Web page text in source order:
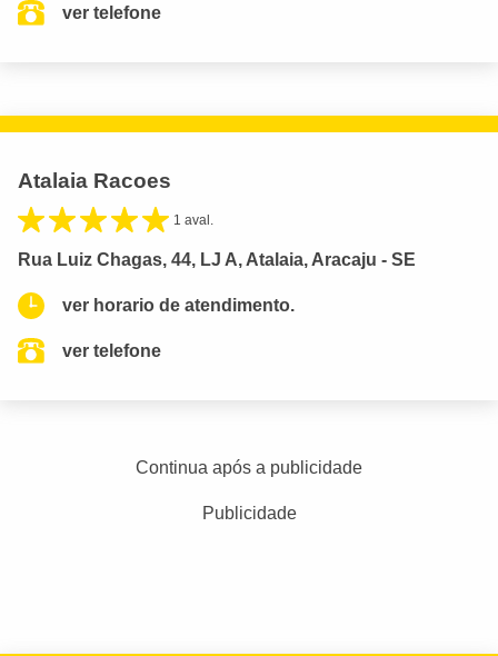
ver telefone
Atalaia Racoes
1 aval.
Rua Luiz Chagas, 44, LJ A, Atalaia, Aracaju - SE
ver horario de atendimento.
ver telefone
Continua após a publicidade
Publicidade